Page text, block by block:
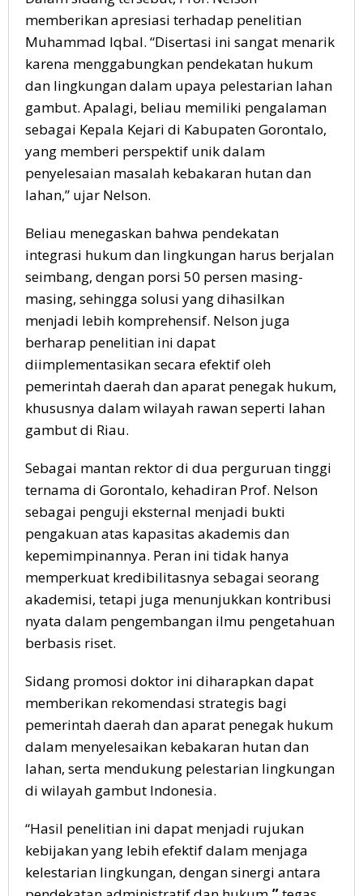
memberikan apresiasi terhadap penelitian
Muhammad Iqbal. “Disertasi ini sangat menarik
karena menggabungkan pendekatan hukum
dan lingkungan dalam upaya pelestarian lahan
gambut. Apalagi, beliau memiliki pengalaman
sebagai Kepala Kejari di Kabupaten Gorontalo,
yang memberi perspektif unik dalam
penyelesaian masalah kebakaran hutan dan
lahan,” ujar Nelson.
Beliau menegaskan bahwa pendekatan
integrasi hukum dan lingkungan harus berjalan
seimbang, dengan porsi 50 persen masing-
masing, sehingga solusi yang dihasilkan
menjadi lebih komprehensif. Nelson juga
berharap penelitian ini dapat
diimplementasikan secara efektif oleh
pemerintah daerah dan aparat penegak hukum,
khususnya dalam wilayah rawan seperti lahan
gambut di Riau.
Sebagai mantan rektor di dua perguruan tinggi
ternama di Gorontalo, kehadiran Prof. Nelson
sebagai penguji eksternal menjadi bukti
pengakuan atas kapasitas akademis dan
kepemimpinannya. Peran ini tidak hanya
memperkuat kredibilitasnya sebagai seorang
akademisi, tetapi juga menunjukkan kontribusi
nyata dalam pengembangan ilmu pengetahuan
berbasis riset.
Sidang promosi doktor ini diharapkan dapat
memberikan rekomendasi strategis bagi
pemerintah daerah dan aparat penegak hukum
dalam menyelesaikan kebakaran hutan dan
lahan, serta mendukung pelestarian lingkungan
di wilayah gambut Indonesia.
“Hasil penelitian ini dapat menjadi rujukan
kebijakan yang lebih efektif dalam menjaga
kelestarian lingkungan, dengan sinergi antara